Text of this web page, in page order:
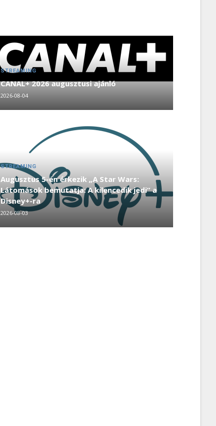
STREAMING
CANAL+ 2026 augusztusi ajánló
2026-08-04
STREAMING
Augusztus 5-én érkezik „A Star Wars:
Látomások bemutatja: A kilencedik jedi” a
Disney+-ra
2026-08-03